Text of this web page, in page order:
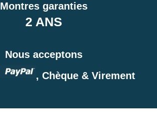
Montres garanties
2 ANS
Nous acceptons
, Chèque & Virement